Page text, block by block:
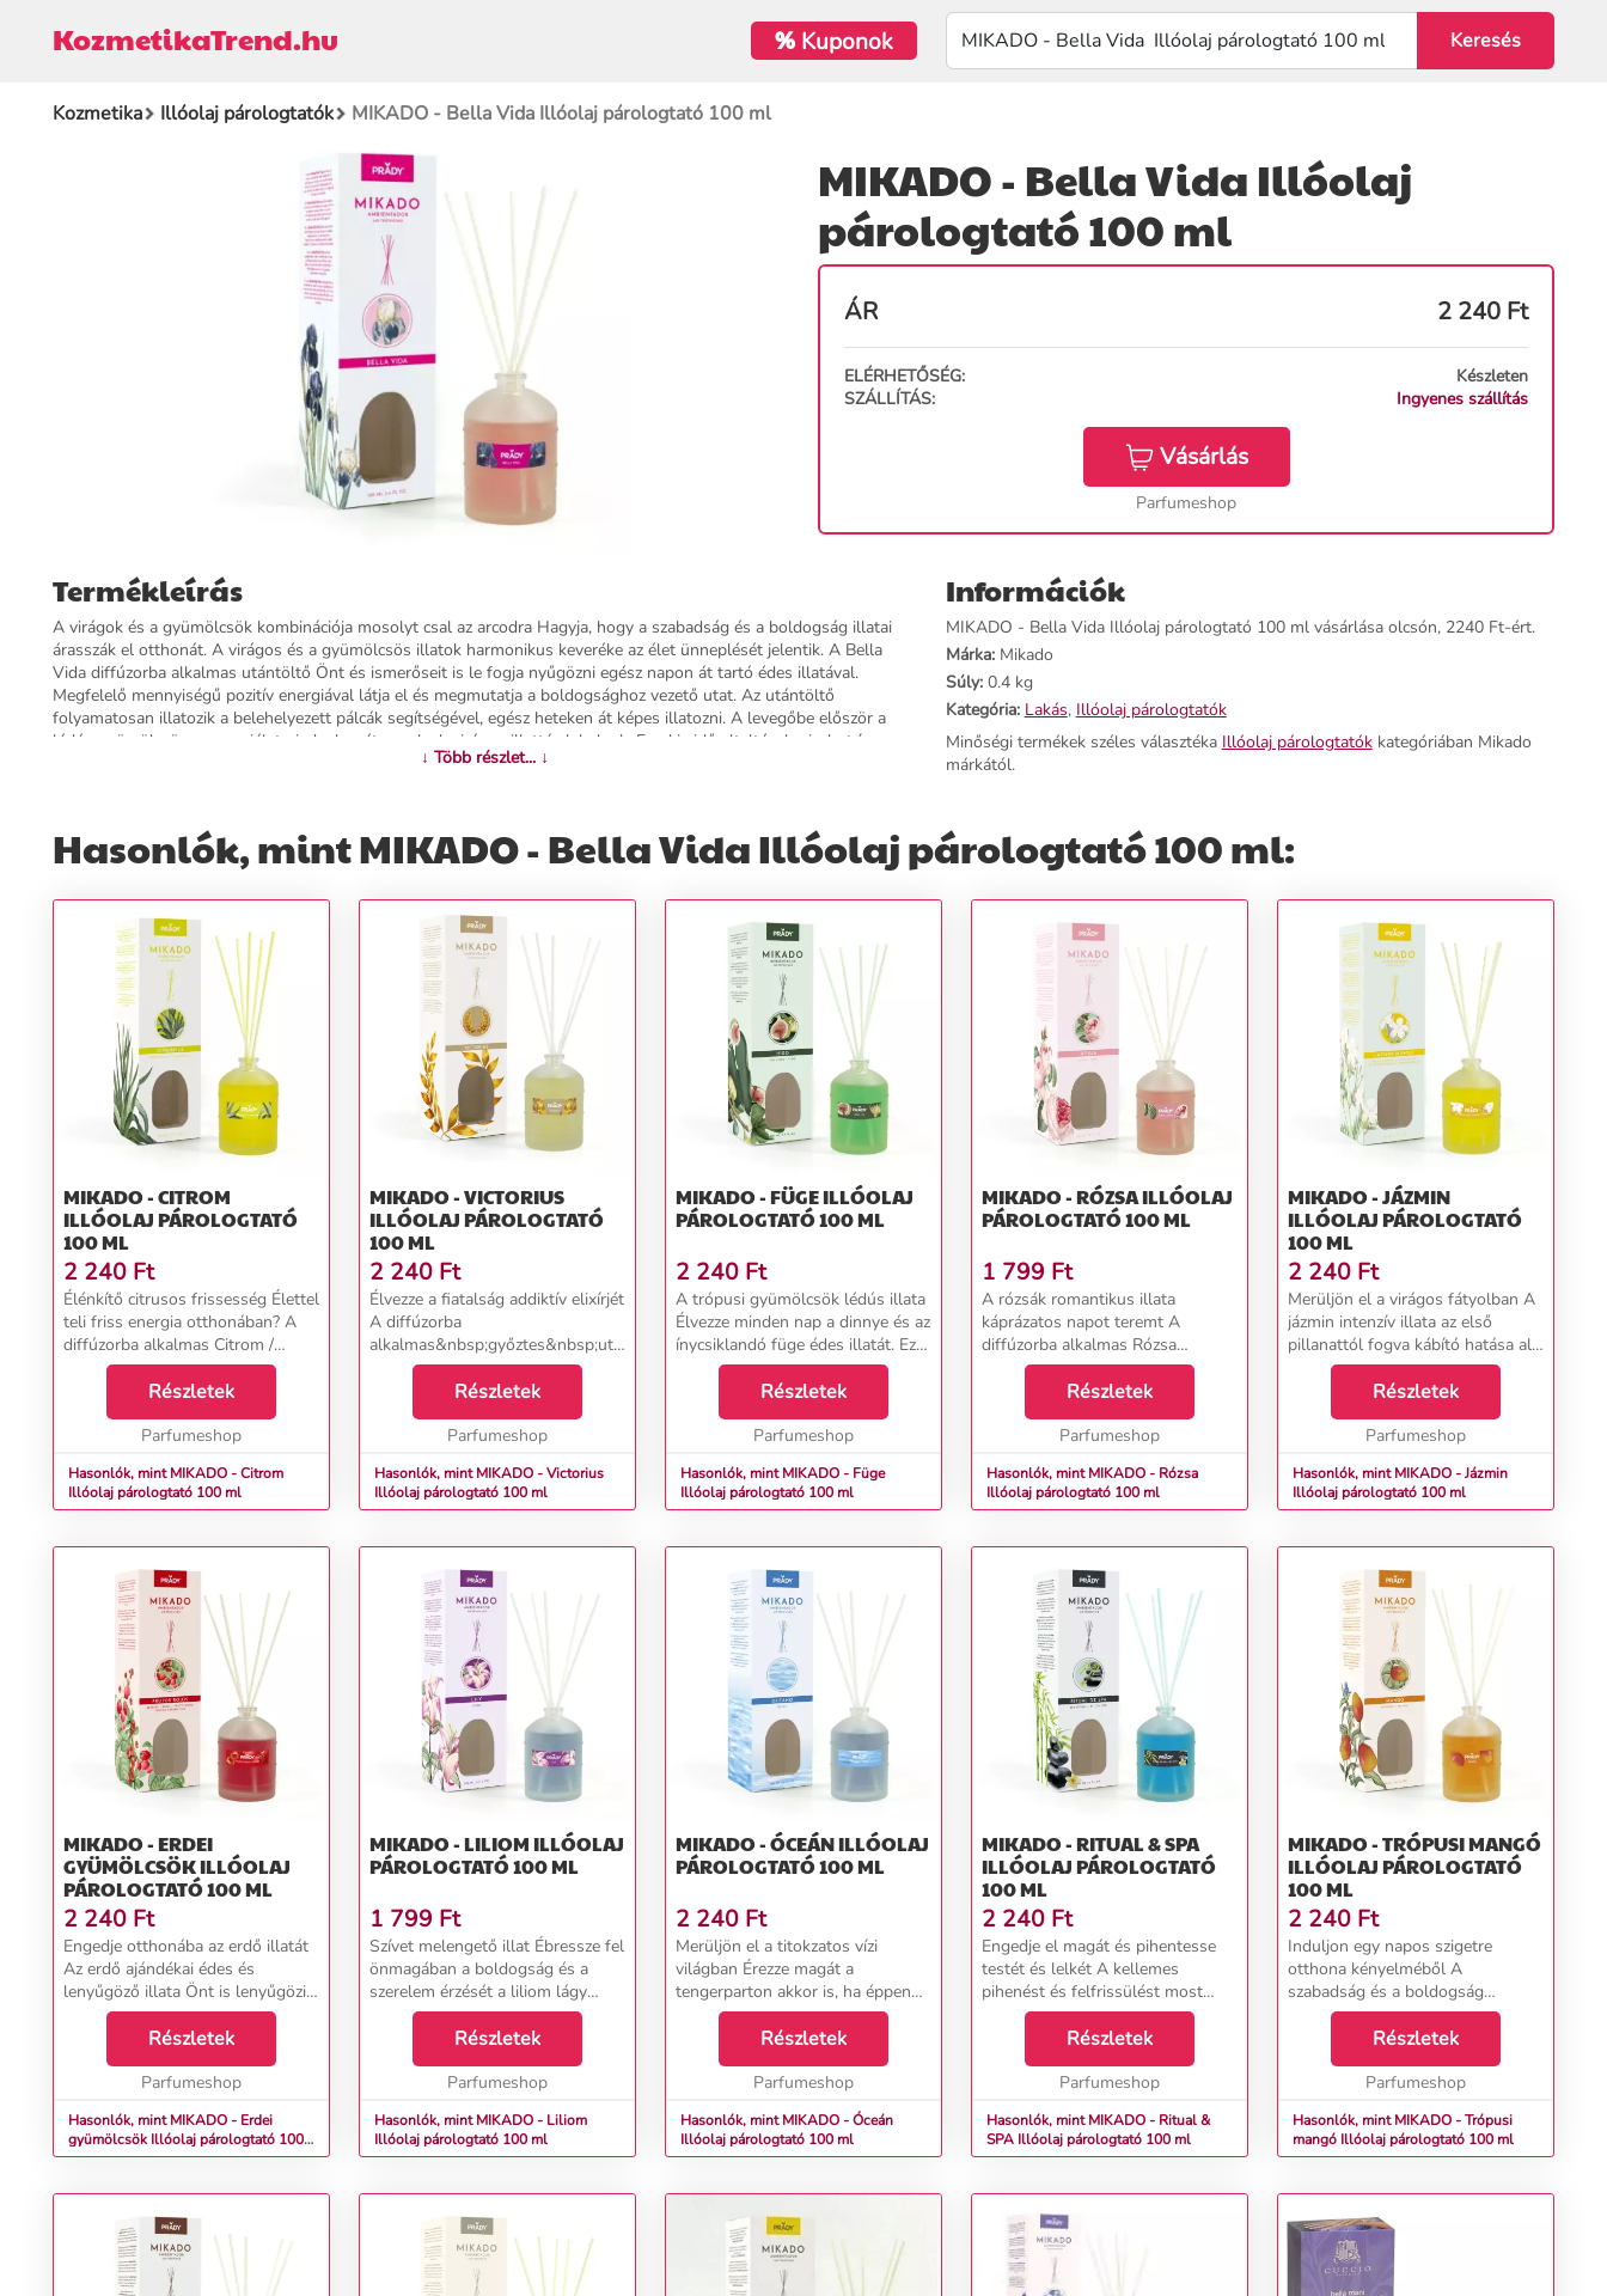
KozmetikaTrend.hu %Kuponok
Kozmetika Illóolaj párologtatók MIKADO - Bella Vida Illóolaj párologtató 100 ml
MIKADO - Bella Vida Illóolaj
párologtató 100 ml
ÁR 2 240 Ft
ELÉRHETŐSÉG:
Készleten
SZÁLLÍTÁS:
Ingyenes szállítás
Vásárlás
Parfumeshop
Termékleírás
A virágok és a gyümölcsök kombinációja mosolyt csal az arcodra Hagyja, hogy a szabadság és a boldogság illatai
árasszák el otthonát. A virágos és a gyümölcsös illatok harmonikus keveréke az élet ünneplését jelentik. A Bella
Vida diffúzorba alkalmas utántöltő Önt és ismerőseit is le fogja nyűgözni egész napon át tartó édes illatával.
Megfelelő mennyiségű pozitív energiával látja el és megmutatja a boldogsághoz vezető utat. Az utántöltő
folyamatosan illatozik a belehelyezett pálcák segítségével, egész heteken át képes illatozni. A levegőbe először a
lédús gyümölcsös esszenciák terjednek szét, amelyek virágos illattá alakulnak. Egy kis idő elteltével mindezt ínyenc
vanília és egyedi praliné édes tónusai egészítik ki. Az illatok intenzitása a pálcikák forgatásával fokozható. Illatosítsa
További információk>>
↓ Több részlet... ↓
Információk
MIKADO - Bella Vida Illóolaj párologtató 100 ml vásárlása olcsón, 2240 Ft-ért.
Márka:Mikado
Súly:0.4 kg
Kategória: Lakás, Illóolaj párologtatók
Minőségi termékek széles választéka Illóolaj párologtatókkategóriában Mikado
márkától.
Hasonlók, mint MIKADO - Bella Vida Illóolaj párologtató 100 ml:
MIKADO - CITROM
ILLÓOLAJ PÁROLOGTATÓ
100 ML
2 240 Ft
Élénkítő citrusos frissesség Élettel
teli friss energia otthonában? A
diffúzorba alkalmas Citrom /
Citronella utántöltő szabadsággal
és élettel teli illatot varázsol
otthonába. A lassan felszabaduló
Részletek
Parfumeshop
Hasonlók, mint MIKADO - Citrom
Illóolaj párologtató 100 ml
MIKADO - VICTORIUS
ILLÓOLAJ PÁROLOGTATÓ
100 ML
2 240 Ft
Élvezze a fiatalság addiktív elixírjét
A diffúzorba
alkalmas&nbsp;győztes&nbsp;utántöltő
a behelyezett pálcáknak
köszönhetően fokozatosan és
egyenletesen illatozza be otthonát
az energikus illatkompoz...
Részletek
Parfumeshop
Hasonlók, mint MIKADO - Victorius
Illóolaj párologtató 100 ml
MIKADO - FÜGE ILLÓOLAJ
PÁROLOGTATÓ 100 ML
2 240 Ft
A trópusi gyümölcsök lédús illata
Élvezze minden nap a dinnye és az
ínycsiklandó füge édes illatát. Ez a
diffúzorba alkalmas utántöltő
napsugarakkal, és a Földközi
tenger vitalitásával és
energiájával...
Részletek
Parfumeshop
Hasonlók, mint MIKADO - Füge
Illóolaj párologtató 100 ml
MIKADO - RÓZSA ILLÓOLAJ
PÁROLOGTATÓ 100 ML
1 799 Ft
A rózsák romantikus illata
káprázatos napot teremt A
diffúzorba alkalmas Rózsa
utántöltővel minden napja oly
mesés lesz, hogy királyi kertben
fogja magát érezni. A közepesen
intenzív virágillat a szer...
Részletek
Parfumeshop
Hasonlók, mint MIKADO - Rózsa
Illóolaj párologtató 100 ml
MIKADO - JÁZMIN
ILLÓOLAJ PÁROLOGTATÓ
100 ML
2 240 Ft
Merüljön el a virágos fátyolban A
jázmin intenzív illata az első
pillanattól fogva kábító hatása alá
keríti Önt és ismerőseit is. A
tiszta, virágos tónusok a
behelyezett pálcáknak
köszönhetően egyenle...
Részletek
Parfumeshop
Hasonlók, mint MIKADO - Jázmin
Illóolaj párologtató 100 ml
MIKADO - ERDEI
GYÜMÖLCSÖK ILLÓOLAJ
PÁROLOGTATÓ 100 ML
2 240 Ft
Engedje otthonába az erdő illatát
Az erdő ajándékai édes és
lenyűgöző illata Önt is lenyűgözi
már az első tónusoktól. Az ötletes
illatkompozíció kiválóan alkalmas
az elme felfrissítésére a melegebb,
Részletek
Parfumeshop
Hasonlók, mint MIKADO - Erdei
gyümölcsök Illóolaj párologtató 100
ml
MIKADO - LILIOM ILLÓOLAJ
PÁROLOGTATÓ 100 ML
1 799 Ft
Szívet melengető illat Ébressze fel
önmagában a boldogság és a
szerelem érzését a liliom lágy
illatával. Ezek a virágok
elkápráztatják érzékeit, az illatos
tónusok otthona elválaszthatatlan
részévé vá...
Részletek
Parfumeshop
Hasonlók, mint MIKADO - Liliom
Illóolaj párologtató 100 ml
MIKADO - ÓCEÁN ILLÓOLAJ
PÁROLOGTATÓ 100 ML
2 240 Ft
Merüljön el a titokzatos vízi
világban Érezze magát a
tengerparton akkor is, ha éppen
otthonában vagy irodájában van.
A diffúzorba alkalmas Óceán
utántöltő olyan friss és tiszta
illatot teremt otthoná...
Részletek
Parfumeshop
Hasonlók, mint MIKADO - Óceán
Illóolaj párologtató 100 ml
MIKADO - RITUAL & SPA
ILLÓOLAJ PÁROLOGTATÓ
100 ML
2 240 Ft
Engedje el magát és pihentesse
testét és lelkét A kellemes
pihenést és felfrissülést most
otthona kényelmében, vagy akár
irodájában is átélheti. A diffúzorba
alkalmas Ritual &amp; Spa
utántöltő hosszú...
Részletek
Parfumeshop
Hasonlók, mint MIKADO - Ritual &
SPA Illóolaj párologtató 100 ml
MIKADO - TRÓPUSI MANGÓ
ILLÓOLAJ PÁROLOGTATÓ
100 ML
2 240 Ft
Induljon egy napos szigetre
otthona kényelméből A
szabadság és a boldogság
harmonikus örömét szeretné
átélni? A diffúzorba szolgáló
Trópusi Mangó utántöltő olyan
érzést biztosít, amelyet egy valódi,
Részletek
Parfumeshop
Hasonlók, mint MIKADO - Trópusi
mangó Illóolaj párologtató 100 ml